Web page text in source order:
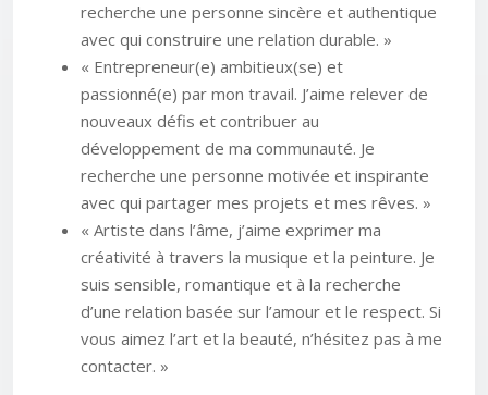
recherche une personne sincère et authentique
avec qui construire une relation durable. »
« Entrepreneur(e) ambitieux(se) et
passionné(e) par mon travail. J’aime relever de
nouveaux défis et contribuer au
développement de ma communauté. Je
recherche une personne motivée et inspirante
avec qui partager mes projets et mes rêves. »
« Artiste dans l’âme, j’aime exprimer ma
créativité à travers la musique et la peinture. Je
suis sensible, romantique et à la recherche
d’une relation basée sur l’amour et le respect. Si
vous aimez l’art et la beauté, n’hésitez pas à me
contacter. »